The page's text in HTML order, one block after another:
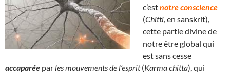
c’estnotre conscience
(Chitti , en sanskrit),
cette partie divine de
notre être global qui
est sans cesse
accaparée par les mouvements de l’esprit(Karma chitta), qui